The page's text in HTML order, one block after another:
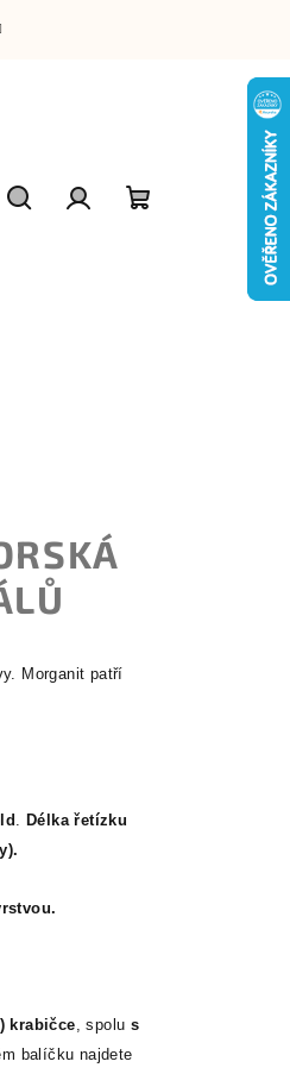
Morganit patří
. Délka řetízku
krabičce, spolu s
balíčku najdete